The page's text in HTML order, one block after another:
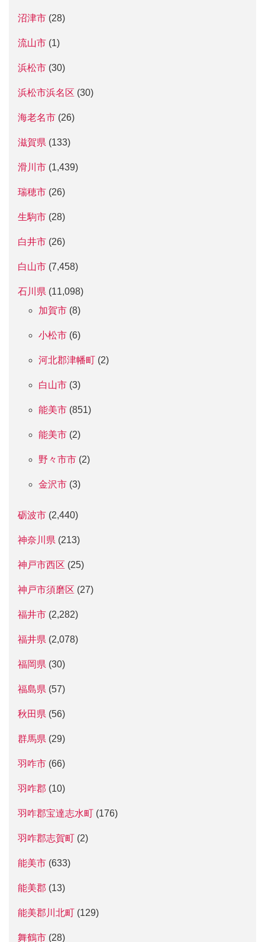
沼津市 (28)
流山市 (1)
浜松市 (30)
浜松市浜名区 (30)
海老名市 (26)
滋賀県 (133)
滑川市 (1,439)
瑞穂市 (26)
生駒市 (28)
白井市 (26)
白山市 (7,458)
石川県 (11,098)
加賀市 (8)
小松市 (6)
河北郡津幡町 (2)
白山市 (3)
能美市 (851)
能美市 (2)
野々市市 (2)
金沢市 (3)
砺波市 (2,440)
神奈川県 (213)
神戸市西区 (25)
神戸市須磨区 (27)
福井市 (2,282)
福井県 (2,078)
福岡県 (30)
福島県 (57)
秋田県 (56)
群馬県 (29)
羽咋市 (66)
羽咋郡 (10)
羽咋郡宝達志水町 (176)
羽咋郡志賀町 (2)
能美市 (633)
能美郡 (13)
能美郡川北町 (129)
舞鶴市 (28)